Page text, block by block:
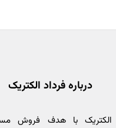
درباره فرداد الکتریک
الکتریک با هدف فروش